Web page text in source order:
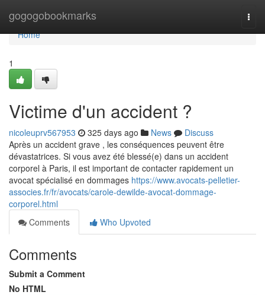
gogogobookmarks
Home
Home
1
Victime d'un accident ?
nicoleuprv567953 325 days ago News
Discuss
Après un accident grave , les conséquences peuvent être
dévastatrices. Si vous avez été blessé(e) dans un accident
corporel à Paris, il est important de contacter rapidement un
avocat spécialisé en dommages https://www.avocats-pelletier-
associes.fr/fr/avocats/carole-dewilde-avocat-dommage-
corporel.html
Comments
Who Upvoted
Comments
Submit a Comment
No HTML